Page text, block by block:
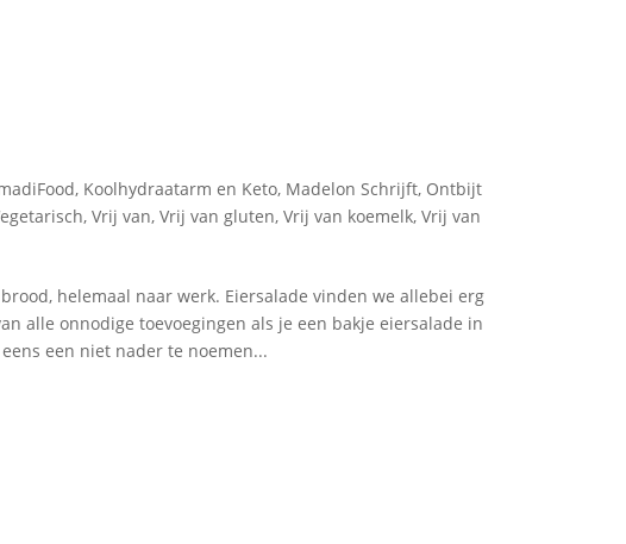
, Koolhydraatarm en Keto, Madelon Schrijft, Ontbijt
,Vrij van,Vrij van gluten,Vrij van koemelk,Vrij van
helemaal naar werk. Eiersalade vinden we allebei erg
alle onnodige toevoegingen als je een bakje eiersalade in
een niet nader te noemen...